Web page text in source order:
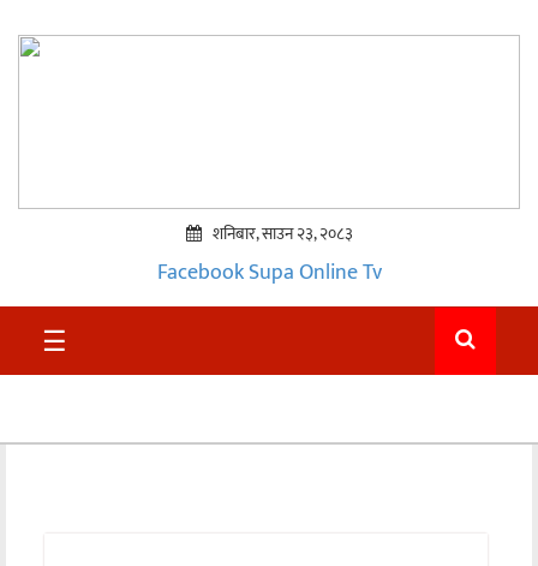
प्रमुख
समाचार
राजनीति
शनिबार, साउन २३, २०८३
FacebookSupa Online Tv
☰